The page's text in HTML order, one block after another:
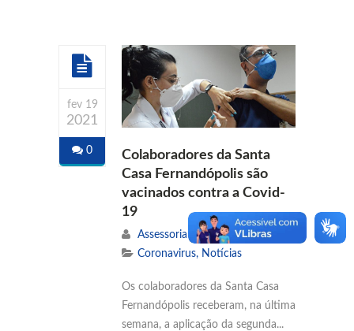
fev 19
2021
0
Colaboradores da Santa
Casa Fernandópolis são
vacinados contra a Covid-
19
Assessoria de Comunicação
Coronavirus, Notícias
Os colaboradores da Santa Casa
Fernandópolis receberam, na última
semana, a aplicação da segunda...